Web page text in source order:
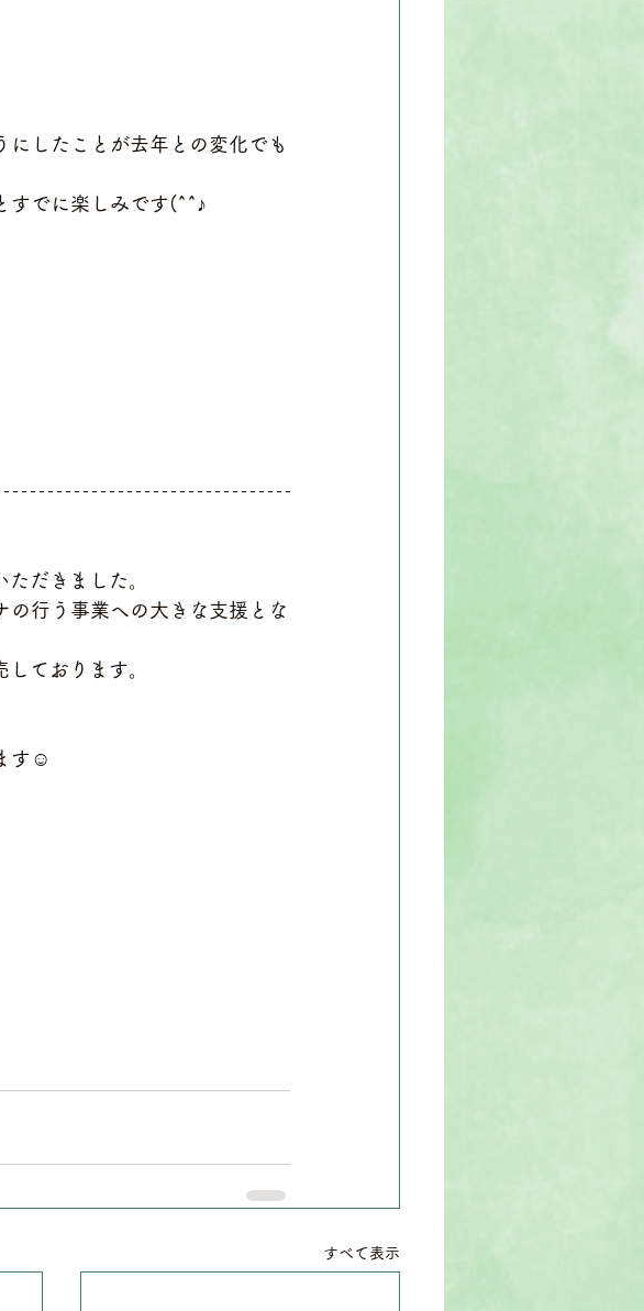
したことが去年との変化でも
すでに楽しみです(^^♪
だきました。
の行う事業への大きな支援とな
ております。
す☺️
すべて表示